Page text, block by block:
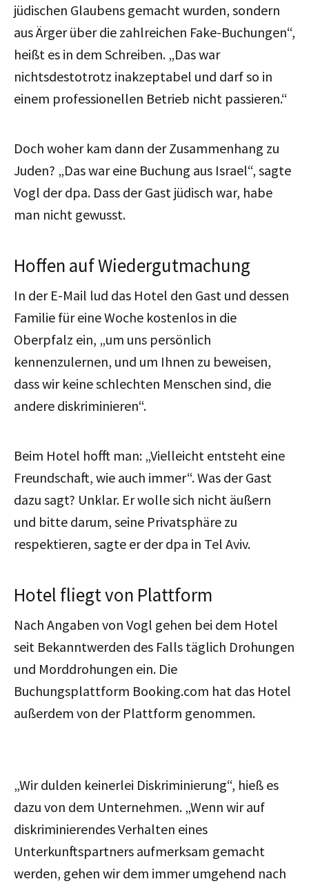
jüdischen Glaubens gemacht wurden, sondern
aus Ärger über die zahlreichen Fake-Buchungen“,
heißt es in dem Schreiben. „Das war
nichtsdestotrotz inakzeptabel und darf so in
einem professionellen Betrieb nicht passieren.“
Doch woher kam dann der Zusammenhang zu
Juden? „Das war eine Buchung aus Israel“, sagte
Vogl der dpa. Dass der Gast jüdisch war, habe
man nicht gewusst.
Hoffen auf Wiedergutmachung
In der E-Mail lud das Hotel den Gast und dessen
Familie für eine Woche kostenlos in die
Oberpfalz ein, „um uns persönlich
kennenzulernen, und um Ihnen zu beweisen,
dass wir keine schlechten Menschen sind, die
andere diskriminieren“.
Beim Hotel hofft man: „Vielleicht entsteht eine
Freundschaft, wie auch immer“. Was der Gast
dazu sagt? Unklar. Er wolle sich nicht äußern
und bitte darum, seine Privatsphäre zu
respektieren, sagte er der dpa in Tel Aviv.
Hotel fliegt von Plattform
Nach Angaben von Vogl gehen bei dem Hotel
seit Bekanntwerden des Falls täglich Drohungen
und Morddrohungen ein. Die
Buchungsplattform Booking.com hat das Hotel
außerdem von der Plattform genommen.
„Wir dulden keinerlei Diskriminierung“, hieß es
dazu von dem Unternehmen. „Wenn wir auf
diskriminierendes Verhalten eines
Unterkunftspartners aufmerksam gemacht
werden, gehen wir dem immer umgehend nach